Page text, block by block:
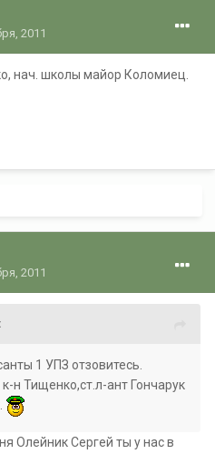
2011
нач. школы майор Коломиец.
2011
1 УПЗ отзовитесь.
н Тищенко,ст.л-ант Гончарук
Олейник Сергей ты у нас в